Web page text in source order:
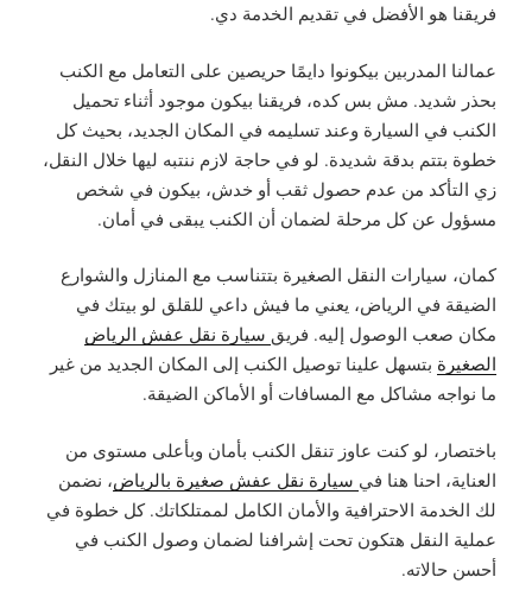
فريقنا هو الأفضل في تقديم الخدمة دي.
عمالنا المدربين بيكونوا دايمًا حريصين على التعامل مع الكنب
بحذر شديد. مش بس كده، فريقنا بيكون موجود أثناء تحميل
الكنب في السيارة وعند تسليمه في المكان الجديد، بحيث كل
خطوة بتتم بدقة شديدة. لو في حاجة لازم ننتبه ليها خلال النقل،
زي التأكد من عدم حصول ثقب أو خدش، بيكون في شخص
مسؤول عن كل مرحلة لضمان أن الكنب يبقى في أمان.
كمان، سيارات النقل الصغيرة بتتناسب مع المنازل والشوارع
الضيقة في الرياض، يعني ما فيش داعي للقلق لو بيتك في
مكان صعب الوصول إليه. فريق سيارة نقل عفش الرياض
الصغيرة بتسهل علينا توصيل الكنب إلى المكان الجديد من غير
ما نواجه مشاكل مع المسافات أو الأماكن الضيقة.
باختصار، لو كنت عاوز تنقل الكنب بأمان وبأعلى مستوى من
العناية، احنا هنا في سيارة نقل عفش صغيرة بالرياض، نضمن
لك الخدمة الاحترافية والأمان الكامل لممتلكاتك. كل خطوة في
عملية النقل هتكون تحت إشرافنا لضمان وصول الكنب في
أحسن حالاته.